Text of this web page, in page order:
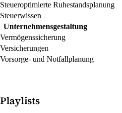
Steueroptimierte Ruhestandsplanung
Steuerwissen
Unternehmensgestaltung
Vermögenssicherung
Versicherungen
Vorsorge- und Notfallplanung
Playlists